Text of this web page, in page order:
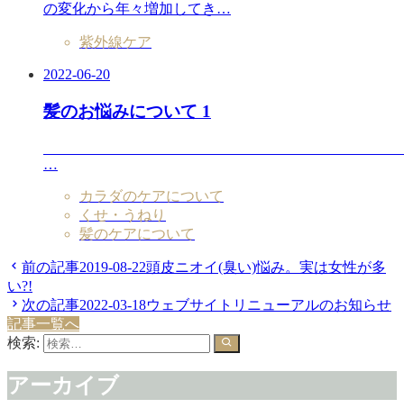
の変化から年々増加してき…
紫外線ケア
2022-06-20
髪のお悩みについて 1
…
カラダのケアについて
くせ・うねり
髪のケアについて
前の記事2019-08-22頭皮ニオイ(臭い)悩み。実は女性が多
い?!
次の記事2022-03-18ウェブサイトリニューアルのお知らせ
記事一覧へ
検索:
アーカイブ